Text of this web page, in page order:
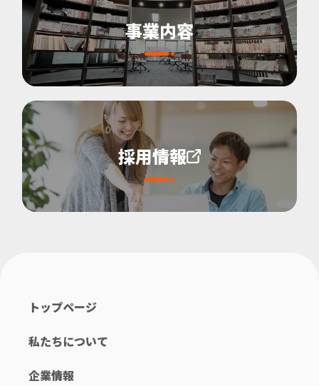
事業内容
採用情報
トップページ
私たちについて
企業情報